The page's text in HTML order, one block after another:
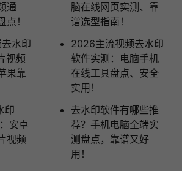
通
！
水印
视频
果靠
印
安卓
视频
脑在线网页实测、靠
谱选型指南！
2026主流视频去水印
软件实测：电脑手机
在线工具盘点、安全
实用！
去水印软件有哪些推
荐？手机电脑全端实
测盘点，靠谱又好
用！